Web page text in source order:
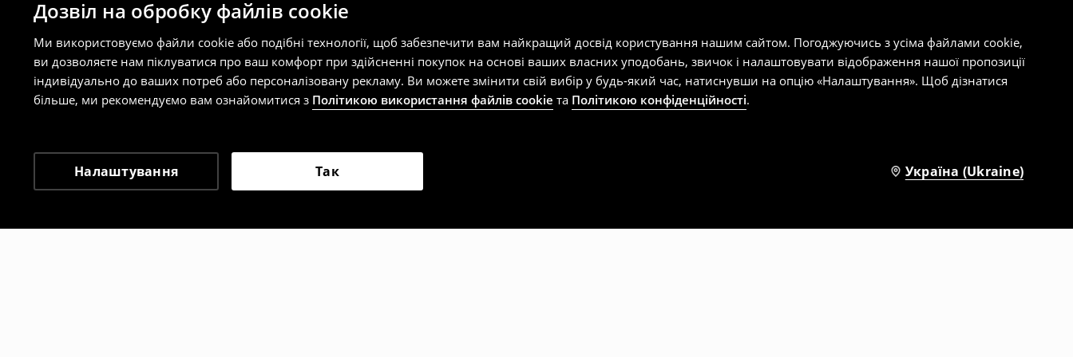
Дозвіл на обробку файлів cookie
Ми використовуємо файли cookie або подібні технології, щоб забезпечити вам найкращий досвід користування нашим сайтом. Погоджуючись з усіма файлами cookie,
ви дозволяєте нам піклуватися про ваш комфорт при здійсненні покупок на основі ваших власних уподобань, звичок і налаштовувати відображення нашої пропозиції
індивідуально до ваших потреб або персоналізовану рекламу. Ви можете змінити свій вибір у будь-який час, натиснувши на опцію «Налаштування». Щоб дізнатися
більше, ми рекомендуємо вам ознайомитися з Політикою використання файлів cookie та Політикою конфіденційності.
Налаштування Так Україна (Ukraine)